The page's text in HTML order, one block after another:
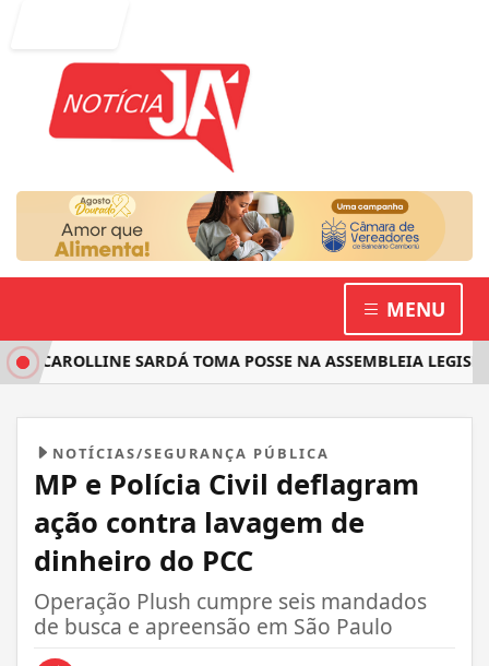
MENU
SARDÁ TOMA POSSE NA ASSEMBLEIA
NOTÍCIAS/SEGURANÇA PÚBLICA
MP e Polícia Civil deflagram
ação contra lavagem de
dinheiro do PCC
Operação Plush cumpre seis mandados
de busca e apreensão em São Paulo